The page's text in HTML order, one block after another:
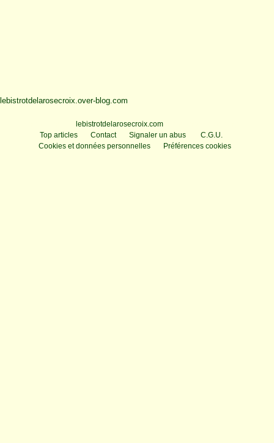
lebistrotdelarosecroix.over-blog.com
lebistrotdelarosecroix.com
Top articles
Contact Signaler un abus
C.G.U.
Cookies et données personnelles
Préférences cookies